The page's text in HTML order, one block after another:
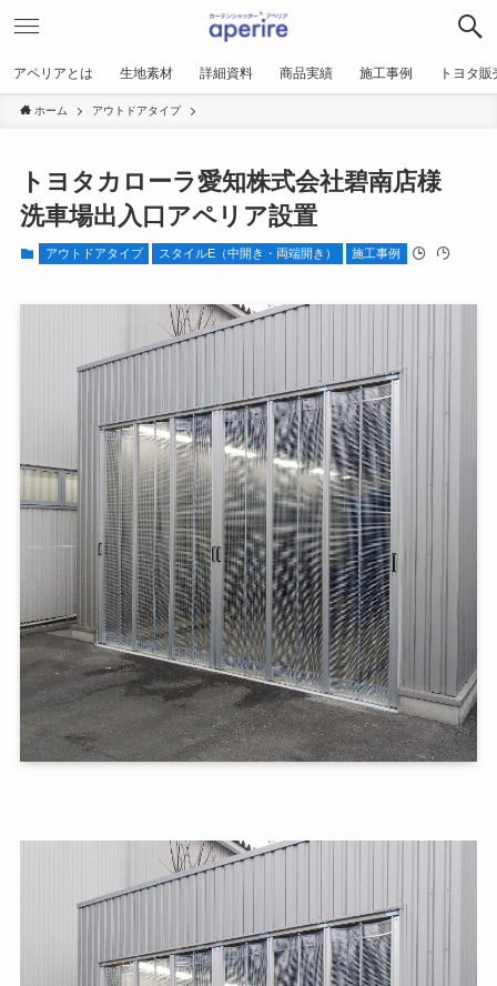
アペリアとは 生地素材 詳細資料 商品実績 施工事例 トヨタ
ホーム アウトドアタイプ
トヨタカローラ愛知株式会社碧南店様
洗車場出入口アペリア設置
アウトドアタイプ スタイルE（中開き・両端開き） 施工事例